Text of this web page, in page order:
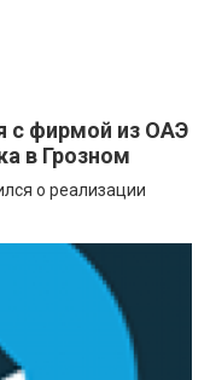
с фирмой из ОАЭ
в Грозном
о реализации